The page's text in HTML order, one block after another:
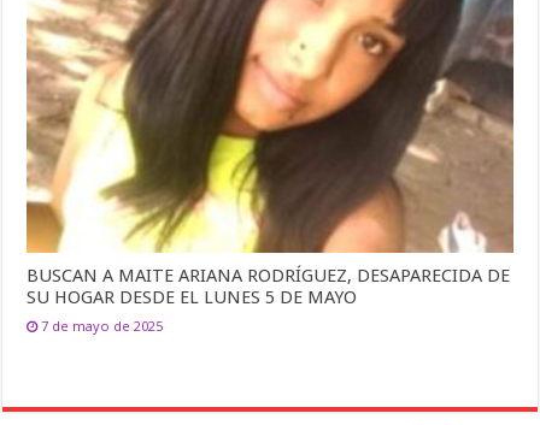
BUSCAN A MAITE ARIANA RODRÍGUEZ, DESAPARECIDA DE
SU HOGAR DESDE EL LUNES 5 DE MAYO
7 de mayo de 2025